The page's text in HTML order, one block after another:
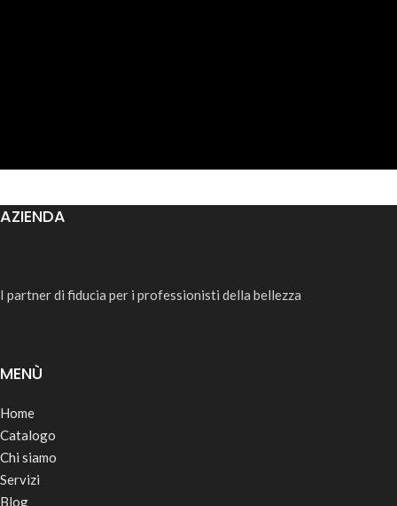
AZIENDA
I partner di fiducia per i professionisti della bellezza
MENÙ
Home
Catalogo
Chi siamo
Servizi
Blog